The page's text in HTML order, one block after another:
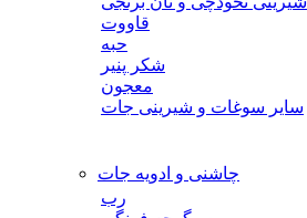
قاووت
حبه
شکر پنیر
معجون
سایر سوغات و شیرینی جات
چاشنی و ادویه جات
رب